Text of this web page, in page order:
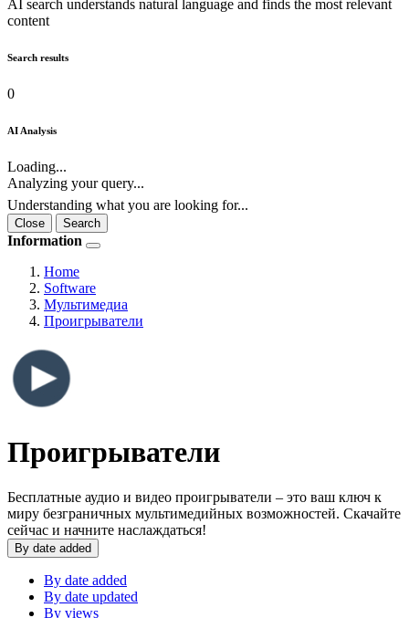
AI search understands natural language and finds the most relevant
content
Search results
0
AI Analysis
Loading...
Analyzing your query...
Understanding what you are looking for...
Close Search
Information
Home
Software
Мультимедиа
Проигрыватели
Проигрыватели
Бесплатные аудио и видео проигрыватели – это ваш ключ к
миру безграничных мультимедийных возможностей. Скачайте
сейчас и начните наслаждаться!
By date added
By date added
By date updated
By views